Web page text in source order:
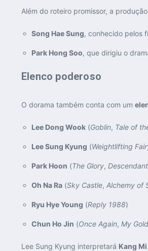
Além do roteiro promissor, a
Song Hae Sung, conhecido pelos
Park Hong Soo, que dirigiu o
Elenco poderoso
O dorama também conta com um
Lee Dong Wook (Goblin, Tale of
Lee Sung Kyung (Weightlifting
Park Hoon (The Glory,
Oh Na Ra (Sky Castle, Alchemy of
Ryu Hye Young (Reply 1988)
Chun Ho Jin (Once Again, My
Lee Sung Kyung interpretará Kang